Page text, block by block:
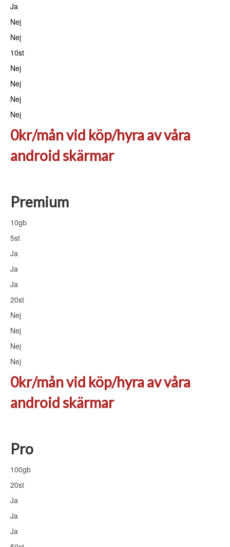
Ja
Nej
Nej
10st
Nej
Nej
Nej
Nej
0kr/mån vid köp/hyra av våra
android skärmar
Premium
10gb
5st
Ja
Ja
Ja
20st
Nej
Nej
Nej
Nej
0kr/mån vid köp/hyra av våra
android skärmar
Pro
100gb
20st
Ja
Ja
Ja